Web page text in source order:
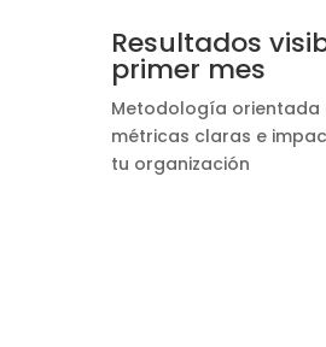
Resultados
primer mes
Metodología orientada
métricas claras e
tu organización